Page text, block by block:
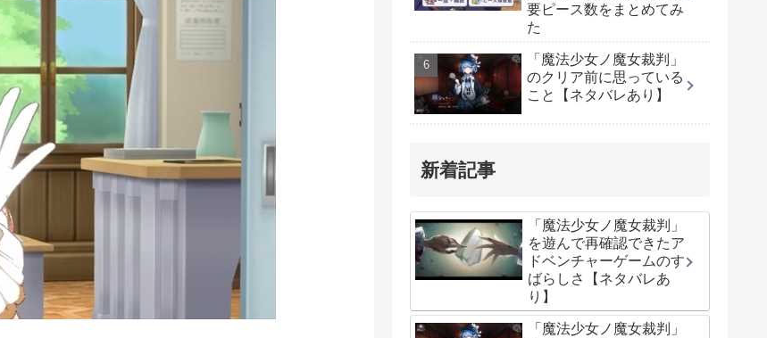
要ピース数をまとめてみ
た
「魔法少女ノ魔女裁判」
のクリア前に思っている
こと【ネタバレあり】
新着記事
「魔法少女ノ魔女裁判」
を遊んで再確認できたア
ドベンチャーゲームのす
ばらしさ【ネタバレあ
り】
「魔法少女ノ魔女裁判」